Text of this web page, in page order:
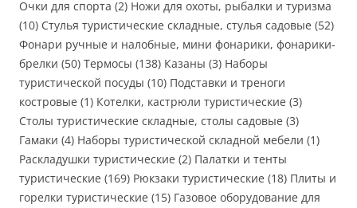
Очки для спорта (2) Ножи для охоты, рыбалки и туризма
(10) Стулья туристические складные, стулья садовые (52)
Фонари ручные и налобные, мини фонарики, фонарики-
брелки (50) Термосы (138) Казаны (3) Наборы
туристической посуды (10) Подставки и треноги
костровые (1) Котелки, кастрюли туристические (3)
Столы туристические складные, столы садовые (3)
Гамаки (4) Наборы туристической складной мебели (1)
Раскладушки туристические (2) Палатки и тенты
туристические (169) Рюкзаки туристические (18) Плиты и
горелки туристические (15) Газовое оборудование для